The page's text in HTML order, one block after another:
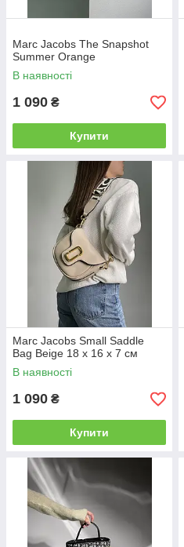
Marc Jacobs The Snapshot
Summer Orange
В наявності
1 090 ₴
Купити
Marc Jacobs Small Saddle
Bag Beige 18 х 16 х 7 см
В наявності
1 090 ₴
Купити